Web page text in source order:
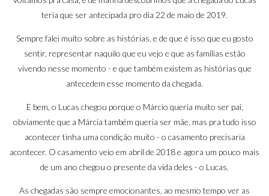
teria que ser antecipada pro dia 22 de maio de 2019.
Sempre falei muito sobre as histórias, e de que é isso que eu gosto
sentir, representar naquilo que eu vejo e que as famílias estão
vivendo nesse momento - e que também existem as histórias que
antecedem esse momento da chegada.
E bem, o Lucas chegou porque o Márcio queria muito ser pai,
obviamente que a Márcia também queria ser mãe, mas pra tudo isso
acontecer tinha uma condição muito - o casamento precisaria
acontecer. O casamento veio em abril de 2018 e agora um pouco mais
de um ano chegou o presente da vida deles - o Lucas.
As chegadas são sempre emocionantes, ao mesmo tempo ver as